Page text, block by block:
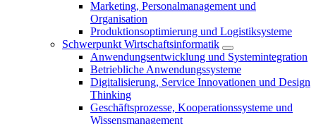
Marketing, Personalmanagement und
Organisation
Produktionsoptimierung und Logistiksysteme
Schwerpunkt Wirtschaftsinformatik
Anwendungsentwicklung und Systemintegration
Betriebliche Anwendungssysteme
Digitalisierung, Service Innovationen und Design
Thinking
Geschäftsprozesse, Kooperationssysteme und
Wissensmanagement